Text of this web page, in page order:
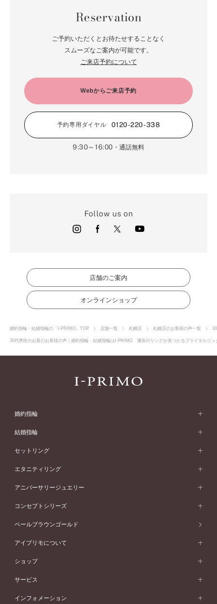
Reservation
ご予約いただくとお待たせすることなく
スムーズなご案内が可能です。
ご来店予約について
Webからご来店予約
予約専用ダイヤル 0120-220-338
9:30～16:00 ・通話無料
Follow us on
店舗のご案内
オンラインショップ
婚約指輪・結婚指輪の「I-PRIMO」TOP 店舗一覧 札幌店 札幌店のお客様の声一覧
30代男性のお客のお客様の声｜婚約指輪・結婚指輪はI-PRIMO 運命のリングが見つかるブライダルリ
婚約指輪
婚約指輪 (エンゲージリング)
婚約指輪一覧
ピンクゴールド
ペールブラウンゴールド
ウェーブライン
V字ライン
ワンサイドメレ
ダブルサイドメレ
シンプル
フェミニン
モード
50万円台～
40万円台～
30万円台～
婚約指輪 人気ランキング
婚約ネックレス
ダイヤモンドシェイプコレクション
結婚指輪
結婚指輪 (マリッジリング)
結婚指輪一覧
ピンクゴールド
ペールブラウンゴールド
ウェーブライン
V字ライン
ワンメレ
セベラルメレ
シンプル
フェミニン
モード
50万円～
40万円～50万円
セットリング
セットリング
セットリング一覧
ピンクゴールド
ペールブラウンゴールド
エタニティリング
エタニティリング
エタニティリング一覧
ピンクゴールド
ペールブラウンゴールド
アニバーサリージュエリー
アニバーサリージュエリー
アニバーサリージュエリー一覧
ファッションリング
ブレスレット
コンセプトシリーズ
コンセプトシリーズ
オリジンビリーフ
エトワル
スワハ
ペールブラウンゴールド
アイプリモについて
アイプリモについて
パーソナルハンド診断
デザインへのこだわり
ショップ
店舗一覧
北海道
サービス
プロポーズサポート
インフォメーション